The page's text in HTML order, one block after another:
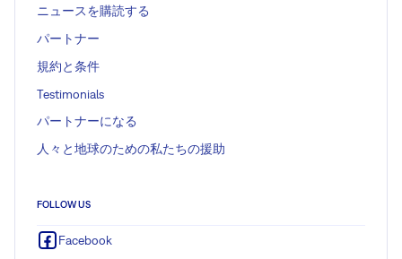
ニュースを購読する
パートナー
規約と条件
Testimonials
パートナーになる
人々と地球のための私たちの援助
FOLLOW US
Facebook